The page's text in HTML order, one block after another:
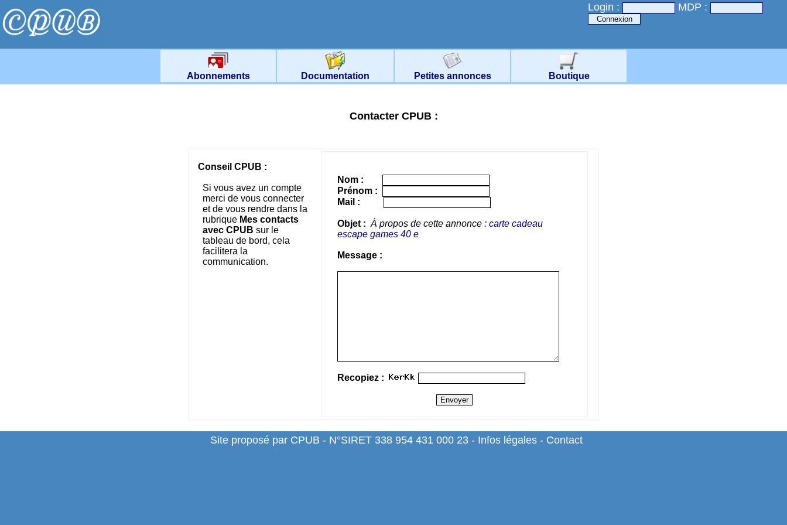
Login : MDP :
Abonnements Documentation Petites annonces Boutique
Contacter CPUB :
Conseil CPUB :
Si vous avez un compte
merci de vous connecter
et de vous rendre dans la
rubrique Mes contacts
avec CPUB sur le
tableau de bord, cela
facilitera la
communication.
Nom :
Prénom :
Mail :
Objet : À propos de cette annonce : carte cadeau
escape games 40 e
Message :
Recopiez :
Site proposé par CPUB - N°SIRET 338 954 431 000 23 - Infos légales - Contact